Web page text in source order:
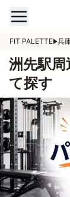
FIT PALETTE 兵
洲先駅
て探す